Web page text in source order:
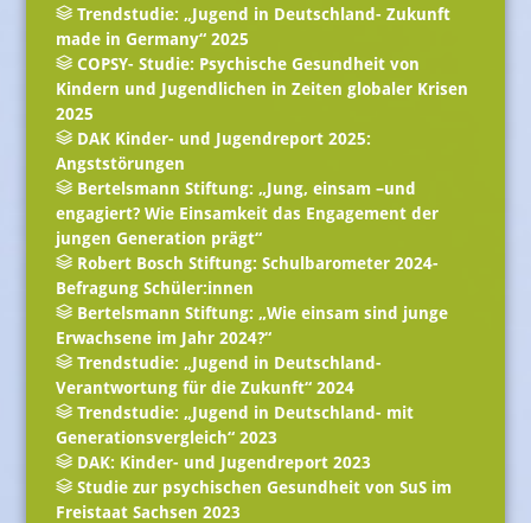
Trendstudie: „Jugend in Deutschland- Zukunft
made in Germany“ 2025
COPSY- Studie: Psychische Gesundheit von
Kindern und Jugendlichen in Zeiten globaler Krisen
2025
DAK Kinder- und Jugendreport 2025:
Angststörungen
Bertelsmann Stiftung: „Jung, einsam –und
engagiert? Wie Einsamkeit das Engagement der
jungen Generation prägt“
Robert Bosch Stiftung: Schulbarometer 2024-
Befragung Schüler:innen
Bertelsmann Stiftung: „Wie einsam sind junge
Erwachsene im Jahr 2024?“
Trendstudie: „Jugend in Deutschland-
Verantwortung für die Zukunft“ 2024
Trendstudie: „Jugend in Deutschland- mit
Generationsvergleich“ 2023
DAK: Kinder- und Jugendreport 2023
Studie zur psychischen Gesundheit von SuS im
Freistaat Sachsen 2023